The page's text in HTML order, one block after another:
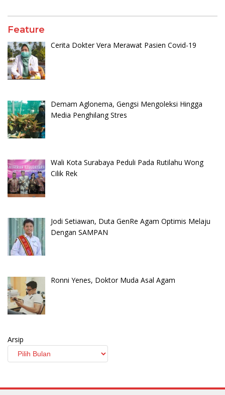
Feature
Cerita Dokter Vera Merawat Pasien Covid-19
Demam Aglonema, Gengsi Mengoleksi Hingga
Media Penghilang Stres
Wali Kota Surabaya Peduli Pada Rutilahu Wong
Cilik Rek
Jodi Setiawan, Duta GenRe Agam Optimis Melaju
Dengan SAMPAN
Ronni Yenes, Doktor Muda Asal Agam
Arsip